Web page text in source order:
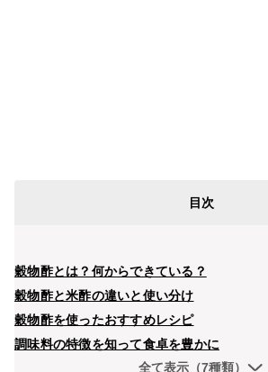
目次
穀物酢とは？何からできている？
穀物酢と米酢の違いと使い分け
穀物酢を使ったおすすめレシピ
調味料の特徴を知って食卓を豊かに
全て表示（7種類）